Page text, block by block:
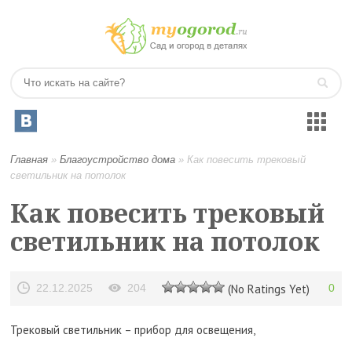
Главная »Благоустройство дома »Как повесить трековый
светильник на потолок
Как повесить трековый
светильник на потолок
22.12.2025 204 (No Ratings Yet) 0
Трековый светильник – прибор для освещения,